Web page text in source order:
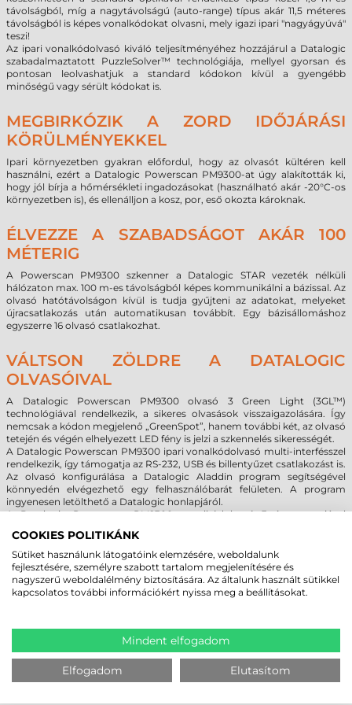
távolságból, míg a nagytávolságú (auto-range) típus akár 11,5 méteres
távolságból is képes vonalkódokat olvasni, mely igazi ipari "nagyágyúvá"
teszi!
Az ipari vonalkódolvasó kiváló teljesítményéhez hozzájárul a Datalogic
szabadalmaztatott PuzzleSolver™ technológiája, mellyel gyorsan és
pontosan leolvashatjuk a standard kódokon kívül a gyengébb
minőségű vagy sérült kódokat is.
MEGBIRKÓZIK A ZORD IDŐJÁRÁSI
KÖRÜLMÉNYEKKEL
Ipari környezetben gyakran előfordul, hogy az olvasót kültéren kell
használni, ezért a Datalogic Powerscan PM9300-at úgy alakították ki,
hogy jól bírja a hőmérsékleti ingadozásokat (használható akár -20°C-os
környezetben is), és ellenálljon a kosz, por, eső okozta károknak.
ÉLVEZZE A SZABADSÁGOT AKÁR 100
MÉTERIG
A Powerscan PM9300 szkenner a Datalogic STAR vezeték nélküli
hálózaton max. 100 m-es távolságból képes kommunikálni a bázissal. Az
olvasó hatótávolságon kívül is tudja gyűjteni az adatokat, melyeket
újracsatlakozás után automatikusan továbbít. Egy bázisállomáshoz
egyszerre 16 olvasó csatlakozhat.
VÁLTSON ZÖLDRE A DATALOGIC
OLVASÓIVAL
A Datalogic Powerscan PM9300 olvasó 3 Green Light (3GL™)
technológiával rendelkezik, a sikeres olvasások visszaigazolására. Így
nemcsak a kódon megjelenő „GreenSpot”, hanem további két, az olvasó
tetején és végén elhelyezett LED fény is jelzi a szkennelés sikerességét.
A Datalogic Powerscan PM9300 ipari vonalkódolvasó multi-interfésszel
rendelkezik, így támogatja az RS-232, USB és billentyűzet csatlakozást is.
Az olvasó konfigurálása a Datalogic Aladdin program segítségével
könnyedén elvégezhető egy felhasználóbarát felületen. A program
ingyenesen letölthető a Datalogic honlapjáról.
A Datalogic Powerscan PM9300 vonalkódolvasó 3 év garanciával
MEGBÍZHAT BENNÜNK! ISMERJE MEG
VÁSÁRLÓINK VÉLEMÉNYÉT
KÖVESSE BE YOUTUBE CSATORNÁNKAT!
LEGUTÓBB MEGTEKINTETT TERMÉKEK
COOKIES POLITIKÁNK
Sütiket használunk látogatóink elemzésére, weboldalunk
fejlesztésére, személyre szabott tartalom megjelenítésére és
nagyszerű weboldalélmény biztosítására. Az általunk használt sütikkel
kapcsolatos további információkért nyissa meg a beállításokat.
Mindent elfogadom
Elfogadom Elutasítom